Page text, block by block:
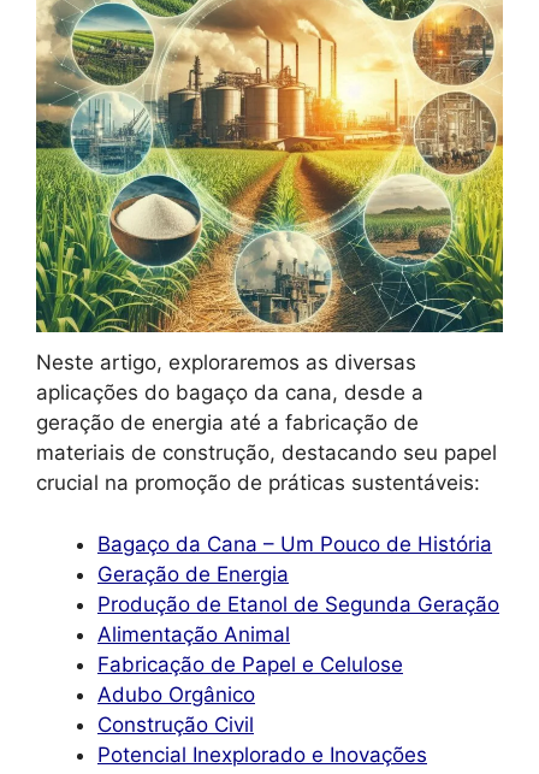
Neste artigo, exploraremos as diversas
aplicações do bagaço da cana, desde a
geração de energia até a fabricação de
materiais de construção, destacando seu papel
crucial na promoção de práticas sustentáveis:
Bagaço da Cana – Um Pouco de História
Geração de Energia
Produção de Etanol de Segunda Geração
Alimentação Animal
Fabricação de Papel e Celulose
Adubo Orgânico
Construção Civil
Potencial Inexplorado e Inovações